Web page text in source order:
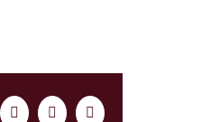
LinkedInWhatsAppCorreo